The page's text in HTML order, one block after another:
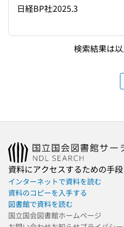
日経BP社2025.3
検索結果は以
資料にアクセスするための手段
インターネットで資料を読む
資料のコピーを入手する
図書館で資料を読む
国立国会図書館ホームページ